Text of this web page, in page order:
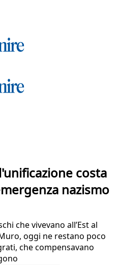
costa
nazismo
che vivevano all’Est al
oggi ne restano poco
che compensavano